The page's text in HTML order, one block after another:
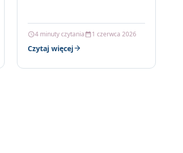
4 minuty czytania 1 czerwca 2026
Czytaj więcej